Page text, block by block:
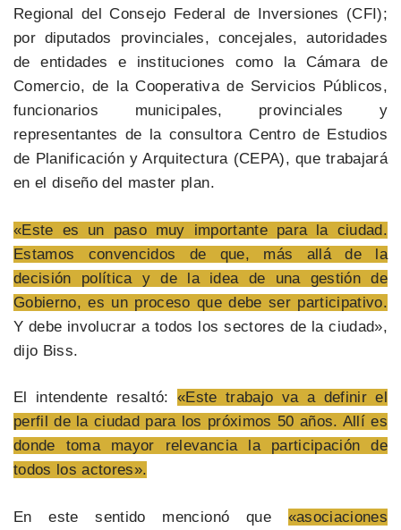
Regional del Consejo Federal de Inversiones (CFI);
por diputados provinciales, concejales, autoridades
de entidades e instituciones como la Cámara de
Comercio, de la Cooperativa de Servicios Públicos,
funcionarios municipales, provinciales y
representantes de la consultora Centro de Estudios
de Planificación y Arquitectura (CEPA), que trabajará
en el diseño del master plan.
«Este es un paso muy importante para la ciudad.
Estamos convencidos de que, más allá de la
decisión política y de la idea de una gestión de
Gobierno, es un proceso que debe ser participativo.
Y debe involucrar a todos los sectores de la ciudad»,
dijo Biss.
El intendente resaltó: «Este trabajo va a definir el
perfil de la ciudad para los próximos 50 años. Allí es
donde toma mayor relevancia la participación de
todos los actores».
En este sentido mencionó que «asociaciones